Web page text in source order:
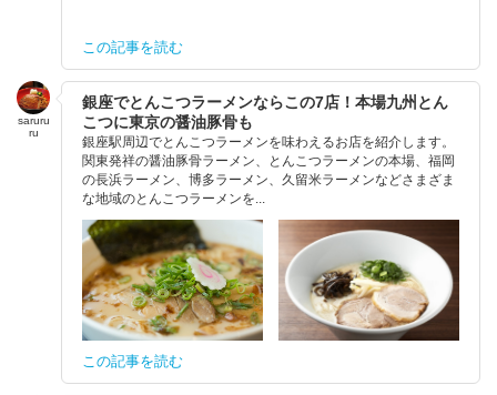
この記事を読む
saruru
ru
銀座でとんこつラーメンならこの7店！本場九州とん
こつに東京の醤油豚骨も
銀座駅周辺でとんこつラーメンを味わえるお店を紹介します。
関東発祥の醤油豚骨ラーメン、とんこつラーメンの本場、福岡
の長浜ラーメン、博多ラーメン、久留米ラーメンなどさまざま
な地域のとんこつラーメンを...
この記事を読む